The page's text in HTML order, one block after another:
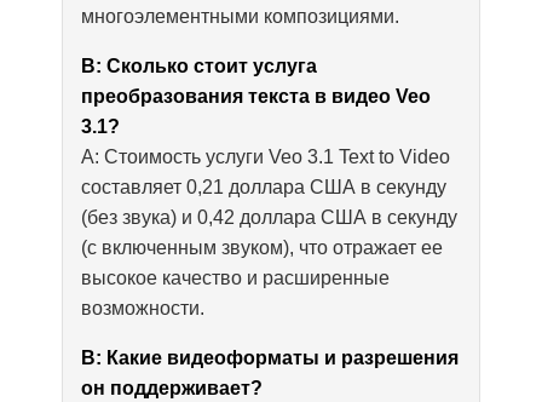
многоэлементными композициями.
В: Сколько стоит услуга
преобразования текста в видео Veo
3.1?
A: Стоимость услуги Veo 3.1 Text to Video
составляет 0,21 доллара США в секунду
(без звука) и 0,42 доллара США в секунду
(с включенным звуком), что отражает ее
высокое качество и расширенные
возможности.
В: Какие видеоформаты и разрешения
он поддерживает?